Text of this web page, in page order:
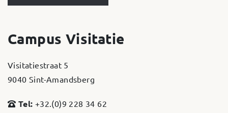
Campus Visitatie
Visitatiestraat 5
9040 Sint-Amandsberg
Tel: +32.(0)9 228 34 62